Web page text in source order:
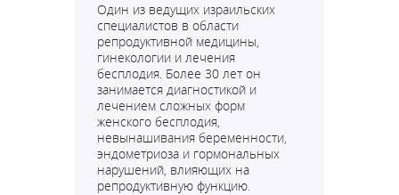
Один из ведущих израильских
специалистов в области
репродуктивной медицины,
гинекологии и лечения
бесплодия. Более 30 лет он
занимается диагностикой и
лечением сложных форм
женского бесплодия,
невынашивания беременности,
эндометриоза и гормональных
нарушений, влияющих на
репродуктивную функцию.